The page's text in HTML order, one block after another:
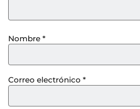
Nombre *
Correo electrónico *